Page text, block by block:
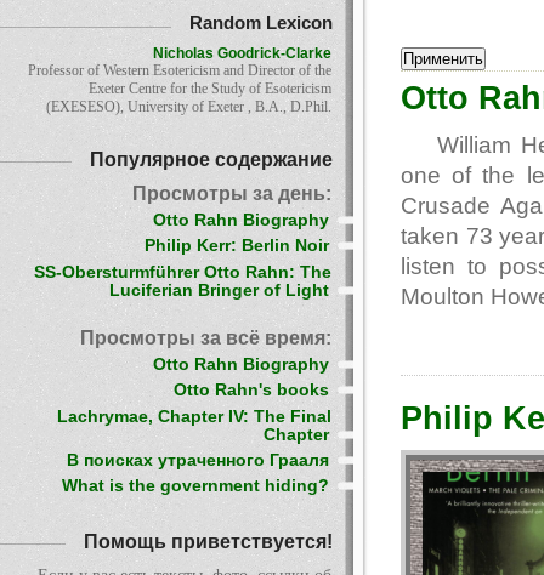
Otto
William
one of the
Crusade
taken 73
listen to
Moulton
Philip
Random Lexicon
Nicholas Goodrick-Clarke
Professor of Western Esotericism and Director of the
Exeter Centre for the Study of Esotericism
(EXESESO), University of Exeter , B.A., D.Phil.
Популярное содержание
Просмотры за день:
Otto Rahn Biography
Philip Kerr: Berlin Noir
SS-Obersturmführer Otto Rahn: The
Luciferian Bringer of Light
Просмотры за всё время:
Otto Rahn Biography
Otto Rahn's books
Lachrymae, Chapter IV: The Final
Chapter
В поисках утраченного Грааля
What is the government hiding?
Помощь приветствуется!